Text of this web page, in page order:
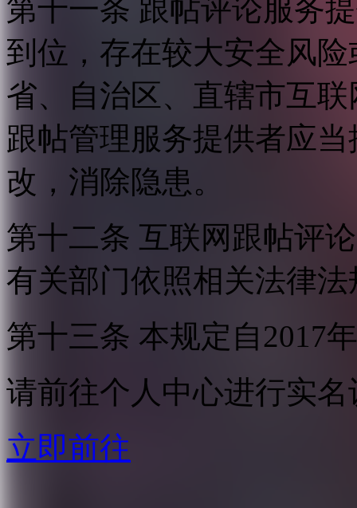
第十一条 跟帖评论服务
到位，存在较大安全风
省、自治区、直辖市互
跟帖管理服务提供者应
改，消除隐患。
第十二条 互联网跟帖评
有关部门依照相关法律
第十三条 本规定自2017
请前往个人中心进行实名
立即前往